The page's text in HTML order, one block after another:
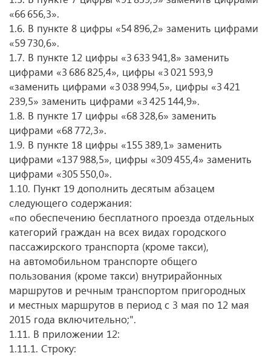
«66 656,3».
1.6. В пункте 8 цифры «54 896,2» заменить цифрами
«59 730,6».
1.7. В пункте 12 цифры «3 633 941,8» заменить
цифрами «3 686 825,4», цифры «3 021 593,9
«заменить цифрами «3 038 994,5», цифры «3 421
239,5» заменить цифрами «3 425 144,9».
1.8. В пункте 17 цифры «68 328,6» заменить
цифрами «68 772,3».
1.9. В пункте 18 цифры «155 389,1» заменить
цифрами «137 988,5», цифры «309 455,4» заменить
цифрами «305 550,0».
1.10. Пункт 19 дополнить десятым абзацем
следующего содержания:
«по обеспечению бесплатного проезда отдельных
категорий граждан на всех видах городского
пассажирского транспорта (кроме такси),
на автомобильном транспорте общего
пользования (кроме такси) внутрирайонных
маршрутов и речным транспортом пригородных
и местных маршрутов в период с 3 мая по 12 мая
2015 года включительно;".
1.11. В приложении 12:
1.11.1. Строку: